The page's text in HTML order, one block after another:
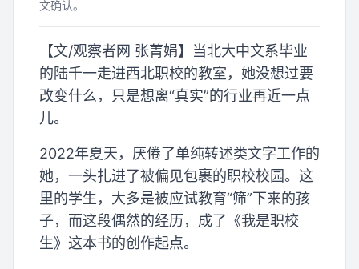
文确认。
【文/观察者网 张菁娟】当北大中文系毕业
的陆千一走进西北职校的教室，她没想过要
改变什么，只是想离“真实”的行业再近一点
儿。
2022年夏天，厌倦了单纯转述类文字工作的
她，一头扎进了被偏见包裹的职校校园。这
里的学生，大多是被应试教育“筛”下来的孩
子，而这段偶然的经历，成了《我是职校
生》这本书的创作起点。